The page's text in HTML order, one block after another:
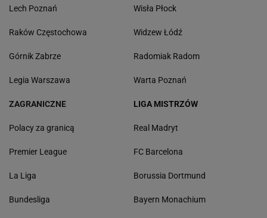
Lech Poznań
Raków Częstochowa
Górnik Zabrze
Legia Warszawa
Wisła Płock
Widzew Łódź
Radomiak Radom
Warta Poznań
ZAGRANICZNE
Polacy za granicą
Premier League
La Liga
Bundesliga
LIGA MISTRZÓW
Real Madryt
FC Barcelona
Borussia Dortmund
Bayern Monachium